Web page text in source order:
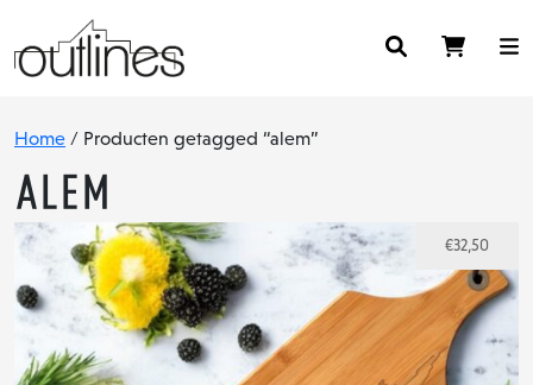
Home / Producten getagged “alem”
alem
€32,50